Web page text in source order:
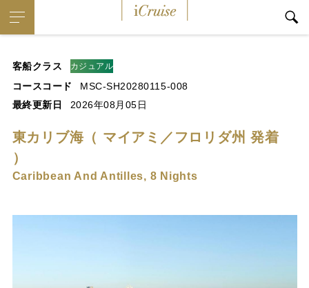
客船クラス カジュアル
コースコード
MSC-SH20280115-008
最終更新日
2026年08月05日
東カリブ海（ マイアミ／フロリダ州 発着
）
Caribbean And Antilles, 8 Nights